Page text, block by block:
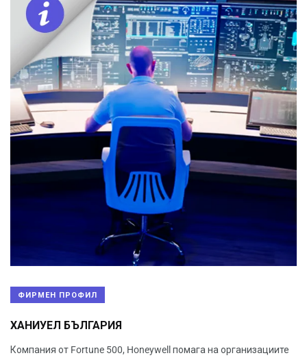
ФИРМЕН ПРОФИЛ
ХАНИУЕЛ БЪЛГАРИЯ
Компания от Fortune 500, Honeywell помага на организациите